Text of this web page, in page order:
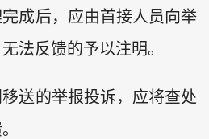
成后，应由首接人员向举
法反馈的予以注明。
送的举报投诉，应将查处